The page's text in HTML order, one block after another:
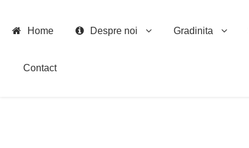
Home Despre noi Gradinita
Contact